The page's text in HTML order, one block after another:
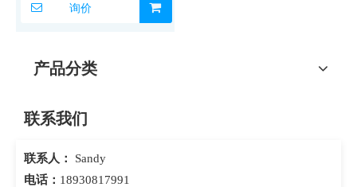
询价
产品分类
联系我们
联系人：
Sandy
电话： 18930817991